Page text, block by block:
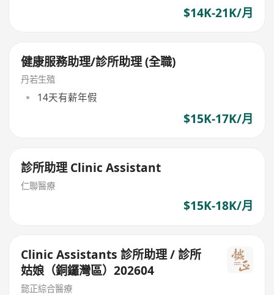
$14K-21K/月
健康服務助理/診所助理 (全職)
丹若生殖
14天有薪年假
$15K-17K/月
診所助理 Clinic Assistant
仁聯醫療
$15K-18K/月
Clinic Assistants 診所助理 / 診所
姑娘（銅鑼灣區）202604
懿正綜合醫療